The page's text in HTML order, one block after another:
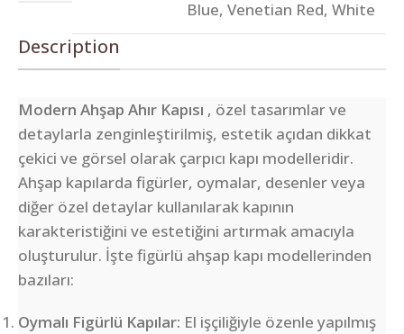
Blue, Venetian Red, White
Description
Modern Ahşap Ahır Kapısı , özel tasarımlar ve
detaylarla zenginleştirilmiş, estetik açıdan dikkat
çekici ve görsel olarak çarpıcı kapı modelleridir.
Ahşap kapılarda figürler, oymalar, desenler veya
diğer özel detaylar kullanılarak kapının
karakteristiğini ve estetiğini artırmak amacıyla
oluşturulur. İşte figürlü ahşap kapı modellerinden
bazıları:
Oymalı Figürlü Kapılar: El işçiliğiyle özenle yapılmış